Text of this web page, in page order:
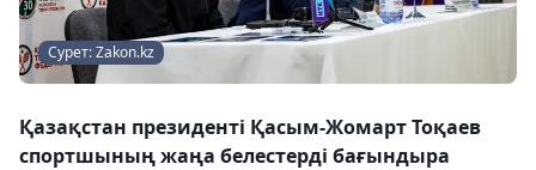
Сурет: Zakon.kz
Қазақстан президенті Қасым-Жомарт Тоқаев
спортшының жаңа белестерді бағындыра